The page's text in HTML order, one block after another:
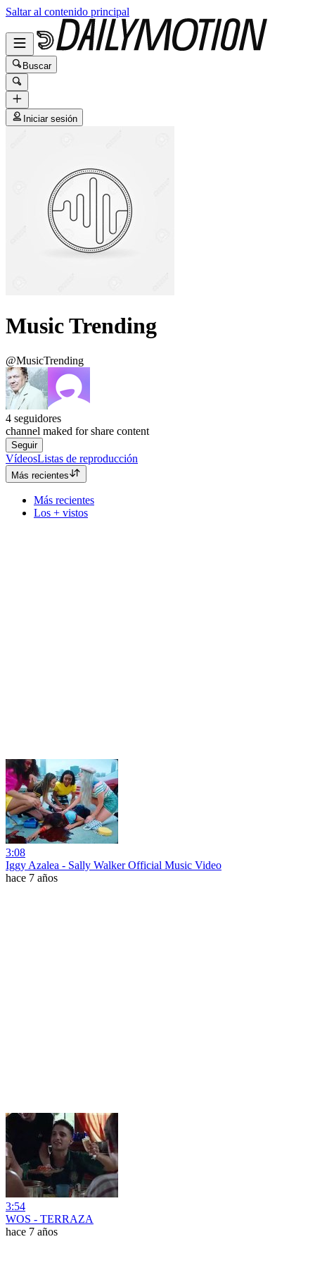
Saltar al contenido principal
Buscar
Iniciar sesión
Music Trending
@MusicTrending
4 seguidores
channel maked for share content
Seguir
VídeosListas de reproducción
Más recientes
Más recientes
Los + vistos
3:08
Iggy Azalea - Sally Walker Official Music Video
hace 7 años
3:54
WOS - TERRAZA
hace 7 años